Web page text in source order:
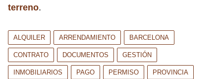
terreno.
ALQUILER ARRENDAMIENTO BARCELONA
CONTRATO DOCUMENTOS GESTIÓN
INMOBILIARIOS PAGO PERMISO PROVINCIA